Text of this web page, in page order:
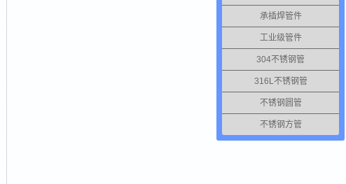
承插焊管件
工业级管件
304不锈钢管
316L不锈钢管
不锈钢圆管
不锈钢方管